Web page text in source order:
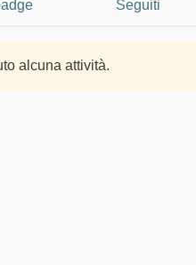
Seguiti
alcuna attività.